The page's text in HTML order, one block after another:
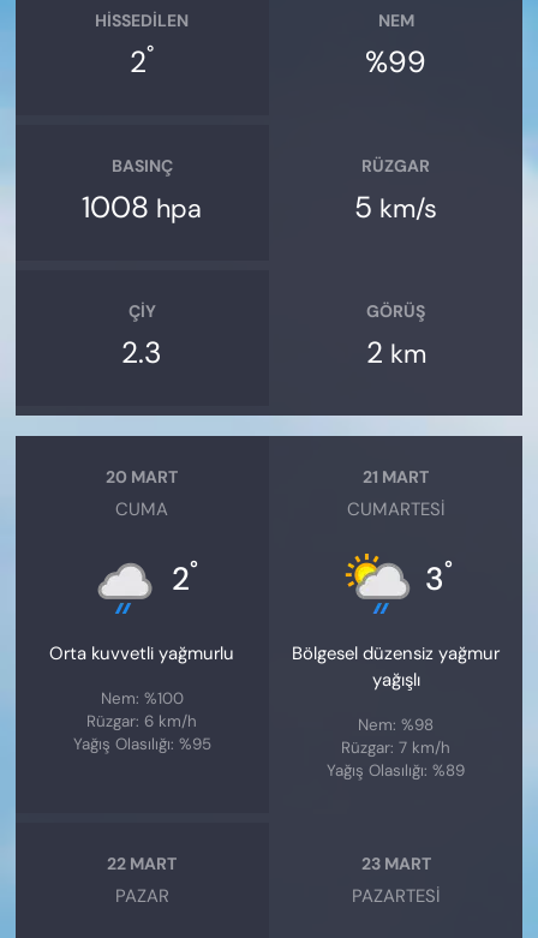
HISSEDILEN
2°
NEM
%99
BASINÇ
1008 hpa
RÜZGAR
5 km/s
ÇIY
2.3
GÖRÜŞ
2 km
20 MART
CUMA
2°
Orta kuvvetli yağmurlu
Nem: %100
Rüzgar: 6 km/h
Yağış Olasılığı: %95
21 MART
CUMARTESI
3°
Bölgesel düzensiz yağmur
yağışlı
Nem: %98
Rüzgar: 7 km/h
Yağış Olasılığı: %89
22 MART
PAZAR
23 MART
PAZARTESI